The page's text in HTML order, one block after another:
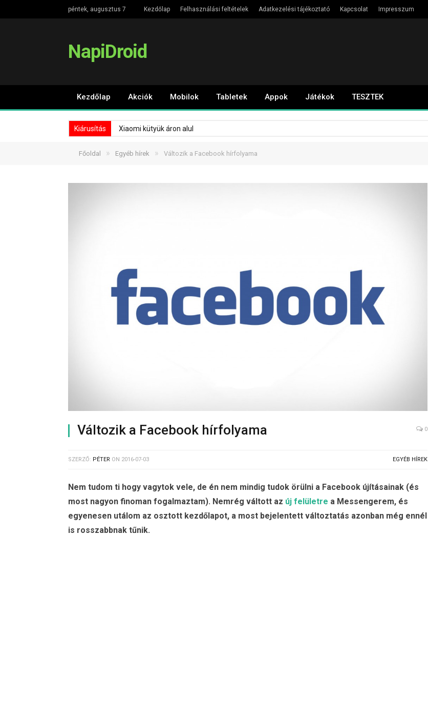
péntek, augusztus 7 Kezdőlap Felhasználási feltételek Adatkezelési tájékoztató Kapcsolat Impresszum
NapiDroid
Kezdőlap Akciók Mobilok Tabletek Appok Játékok TESZTEK
Kiárusítás Xiaomi kütyük áron alul
Főoldal » Egyéb hírek » Változik a Facebook hírfolyama
Változik a Facebook hírfolyama 0
SZERZŐ: PÉTER ON 2016-07-03 EGYÉB HÍREK
Nem tudom ti hogy vagytok vele, de én nem mindig tudok örülni a Facebook újításainak (és
most nagyon finoman fogalmaztam). Nemrég váltott az új felületre a Messengerem, és
egyenesen utálom az osztott kezdőlapot, a most bejelentett változtatás azonban még ennél
is rosszabbnak tűnik.